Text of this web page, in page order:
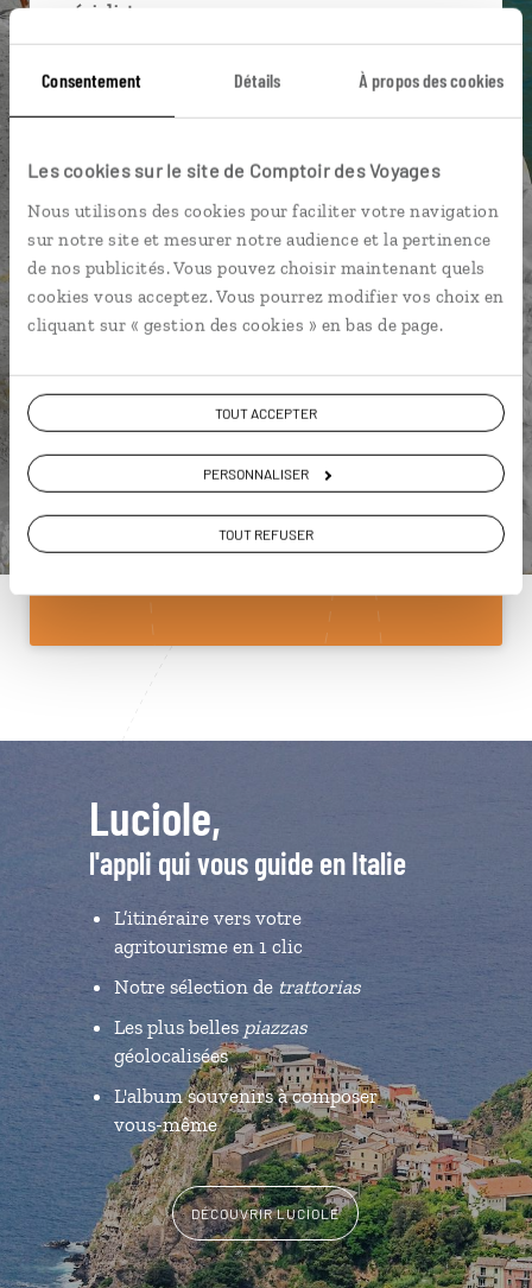
Consentement Détails À propos des cookies
Les cookies sur le site de Comptoir des Voyages
Nous utilisons des cookies pour faciliter votre navigation
sur notre site et mesurer notre audience et la pertinence
de nos publicités. Vous pouvez choisir maintenant quels
cookies vous acceptez. Vous pourrez modifier vos choix en
cliquant sur « gestion des cookies » en bas de page.
TOUT ACCEPTER
PERSONNALISER
TOUT REFUSER
spécialistes
près de vos envies et de la réalité du pays.
connectés en agence, mais aussi par email ou
Vous gardez le même interlocuteur avant,
pendant et après votre voyage.
Construisez votre voyage avec un spécialiste Italie
01 85 08 22 97
Luciole,
l'appli qui vous guide en Italie
L’itinéraire vers votre
agritourisme en 1 clic
Notre sélection de trattorias
Les plus belles piazzas
géolocalisées
L'album souvenirs à composer
vous-même
DÉCOUVRIR LUCIOLE